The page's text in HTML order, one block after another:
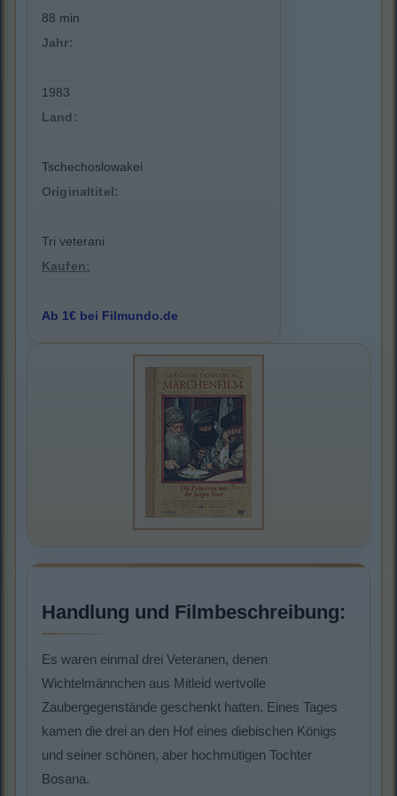
88 min
Jahr:
1983
Land:
Tschechoslowakei
Originaltitel:
Tri veterani
Kaufen:
Ab 1€ bei Filmundo.de
Handlung und Filmbeschreibung:
Es waren einmal drei Veteranen, denen
Wichtelmännchen aus Mitleid wertvolle
Zaubergegenstände geschenkt hatten. Eines Tages
kamen die drei an den Hof eines diebischen Königs
und seiner schönen, aber hochmütigen Tochter
Bosana.